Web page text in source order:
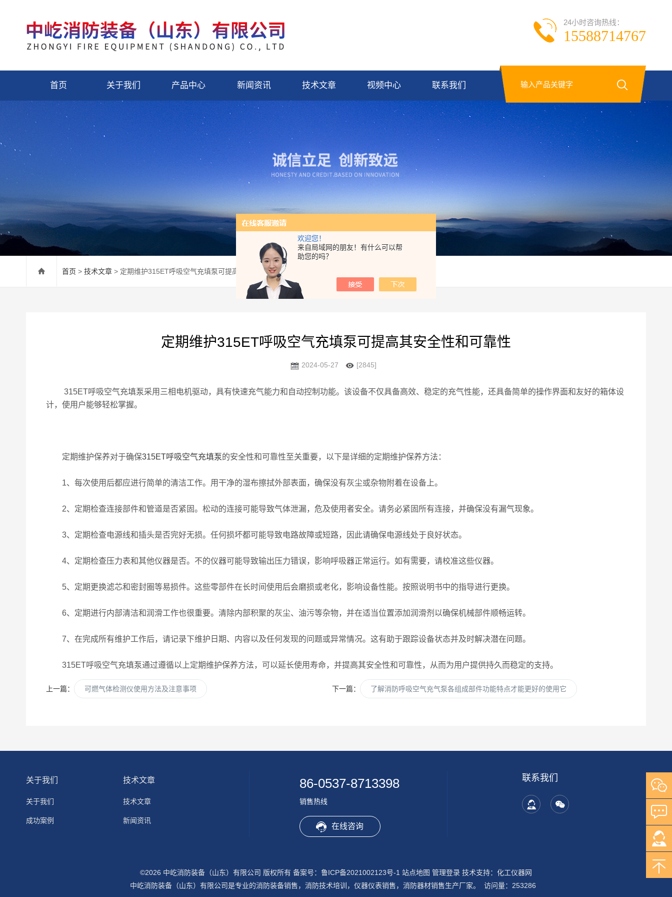
欢迎您！
来自局域网的朋友！有什么可以帮
助您的吗？
24小时咨询热线：
15588714767
首页 关于我们 产品中心 新闻资讯 技术文章 视频中心 联系我们
首页 > 技术文章 > 定期维护315ET呼吸空气充填泵可提高其安全性和可靠性
定期维护315ET呼吸空气充填泵可提高其安全性和可靠性
2024-05-27 [2845]
315ET呼吸空气充填泵采用三相电机驱动，具有快速充气能力和自动控制功能。该设备不仅具备高效、稳定的充气性能，还具备简单的操作界面和友好的箱体设
计，使用户能够轻松掌握。
定期维护保养对于确保315ET呼吸空气充填泵的安全性和可靠性至关重要，以下是详细的定期维护保养方法：
1、每次使用后都应进行简单的清洁工作。用干净的湿布擦拭外部表面，确保没有灰尘或杂物附着在设备上。
2、定期检查连接部件和管道是否紧固。松动的连接可能导致气体泄漏，危及使用者安全。请务必紧固所有连接，并确保没有漏气现象。
3、定期检查电源线和插头是否完好无损。任何损坏都可能导致电路故障或短路，因此请确保电源线处于良好状态。
4、定期检查压力表和其他仪器是否。不的仪器可能导致输出压力错误，影响呼吸器正常运行。如有需要，请校准这些仪器。
5、定期更换滤芯和密封圈等易损件。这些零部件在长时间使用后会磨损或老化，影响设备性能。按照说明书中的指导进行更换。
6、定期进行内部清洁和润滑工作也很重要。清除内部积聚的灰尘、油污等杂物，并在适当位置添加润滑剂以确保机械部件顺畅运转。
7、在完成所有维护工作后，请记录下维护日期、内容以及任何发现的问题或异常情况。这有助于跟踪设备状态并及时解决潜在问题。
315ET呼吸空气充填泵通过遵循以上定期维护保养方法，可以延长使用寿命，并提高其安全性和可靠性，从而为用户提供持久而稳定的支持。
上一篇： 可燃气体检测仪使用方法及注意事项 下一篇： 了解消防呼吸空气充气泵各组成部件功能特点才能更好的使用它
关于我们
关于我们
成功案例
技术文章
技术文章
新闻资讯
86-0537-8713398
销售热线
在线咨询
联系我们
©2026 中屹消防装备（山东）有限公司 版权所有 备案号：鲁ICP备2021002123号-1 站点地图 管理登录 技术支持： 化工仪器网
中屹消防装备（山东）有限公司是专业的消防装备销售，消防技术培训，仪器仪表销售，消防器材销售生产厂家。 访问量：253286